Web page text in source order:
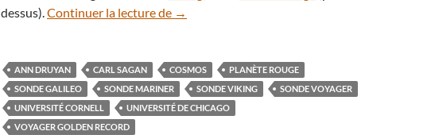
dessus).Continuer la lecture de Anniversaire : hommage à l’astronome Carl Sagan
→
ANN DRUYAN CARL SAGAN COSMOS
PLANÈTE ROUGE
SONDE GALILEO
SONDE MARINER SONDE VIKING
SONDE VOYAGER
UNIVERSITÉ CORNELL
UNIVERSITÉ DE CHICAGO
VOYAGER GOLDEN RECORD